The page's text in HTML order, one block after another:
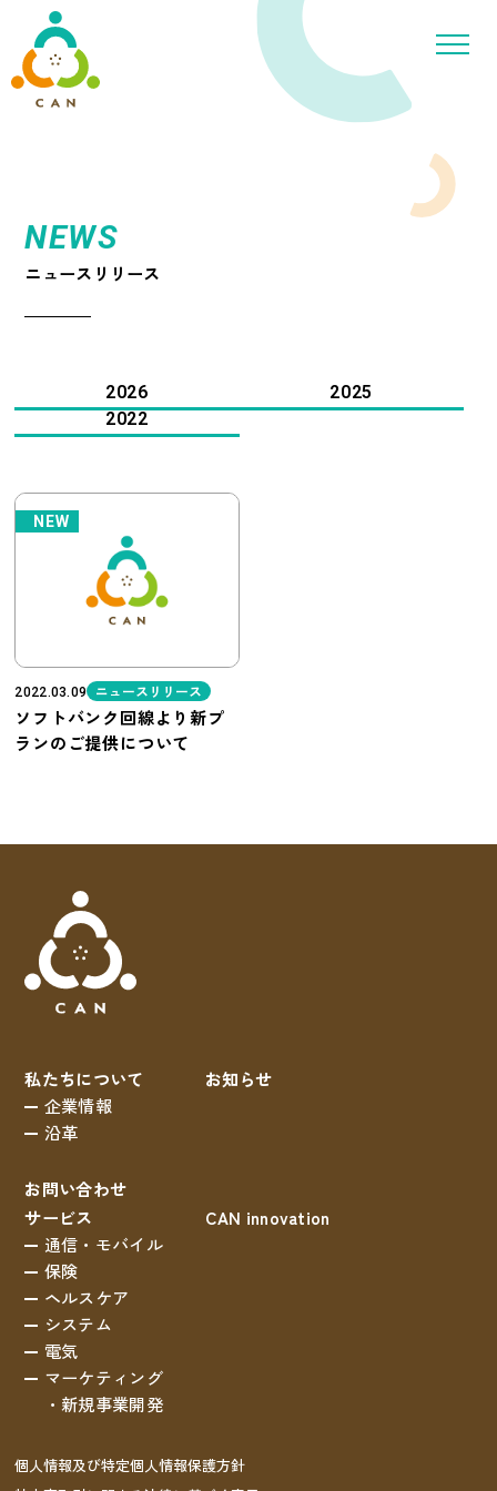
NEWS
ニュースリリース
2026
2025
2022
NEW
2022.03.09 ニュースリリース
ソフトバンク回線より新プ
ランのご提供について
私たちについて
企業情報
沿革
お問い合わせ
お知らせ
サービス
通信・モバイル
保険
ヘルスケア
システム
電気
マーケティング
・新規事業開発
CAN innovation
個人情報及び特定個人情報保護方針